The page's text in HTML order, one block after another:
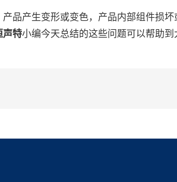
品产生变形或变色，产品内部组件损
声特小编今天总结的这些问题可以帮助到